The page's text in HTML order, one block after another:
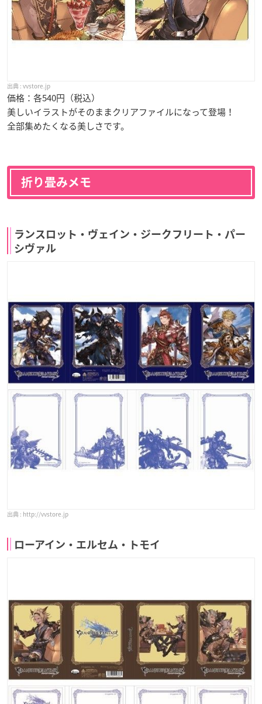
vvstore.jp
価格：各540円（税込）
美しいイラストがそのままクリアファイルになって登場！
全部集めたくなる美しさです。
折り畳みメモ
ランスロット・ヴェイン・ジークフリート・パー
シヴァル
http://vvstore.jp
ローアイン・エルセム・トモイ